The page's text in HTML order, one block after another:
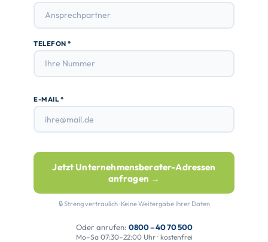
TELEFON *
E-MAIL *
Jetzt Unternehmensberater-Adressen
anfragen →
🔒 Streng vertraulich · Keine Weitergabe Ihrer Daten
Oder anrufen: 0800 – 40 70 500
Mo–Sa 07:30–22:00 Uhr · kostenfrei